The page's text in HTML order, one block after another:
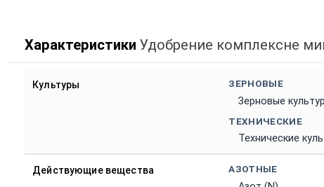
Характеристики Удобрение комплексне
Культуры ЗЕРНОВЫЕ
Зерновые
ТЕХНИЧЕСКИЕ
Технические
Действующие вещества АЗОТНЫЕ